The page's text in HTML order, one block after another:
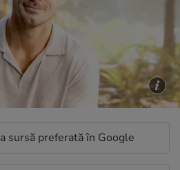
sursă preferată în Google